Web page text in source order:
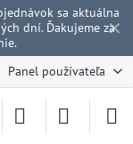
✕
sa aktuálna
dní. Ďakujeme za
Panel používateľa